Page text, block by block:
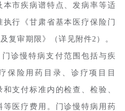
本市疾病谱特点、发病率等适
行《甘肃省基本医疗保险门
复审期限》（详见附件2）。
门诊慢特病支付范围包括与疾
保险用药目录、诊疗项目目
支付标准内的检查、检验、
等医疗费用。门诊慢特病用药